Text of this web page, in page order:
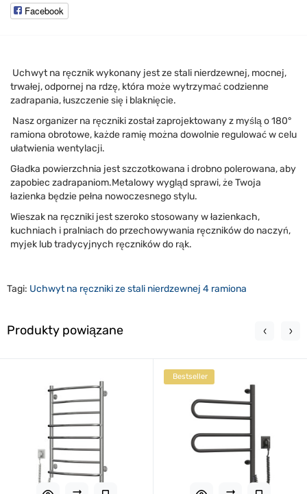
Facebook
Uchwyt na ręcznik wykonany jest ze stali nierdzewnej, mocnej,
trwałej, odpornej na rdzę, która może wytrzymać codzienne
zadrapania, łuszczenie się i blaknięcie.
Nasz organizer na ręczniki został zaprojektowany z myślą o 180°
ramiona obrotowe, każde ramię można dowolnie regulować w celu
ułatwienia wentylacji.
Gładka powierzchnia jest szczotkowana i drobno polerowana, aby
zapobiec zadrapaniom.Metalowy wygląd sprawi, że Twoja
łazienka będzie pełna nowoczesnego stylu.
Wieszak na ręczniki jest szeroko stosowany w łazienkach,
kuchniach i pralniach do przechowywania ręczników do naczyń,
myjek lub tradycyjnych ręczników do rąk.
Tagi: Uchwyt na ręczniki ze stali nierdzewnej 4 ramiona
Produkty powiązane
Bestseller